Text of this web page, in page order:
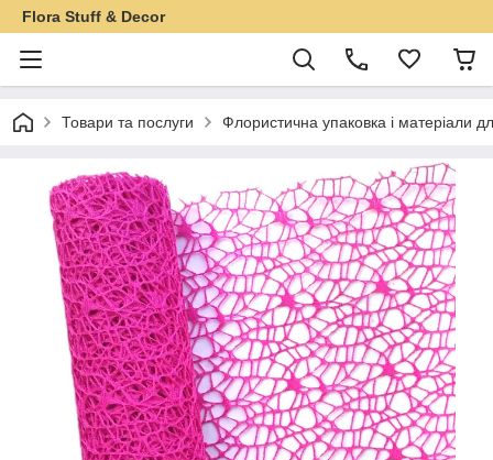
Flora Stuff & Decor
Товари та послуги Флористична упаковка і матеріали